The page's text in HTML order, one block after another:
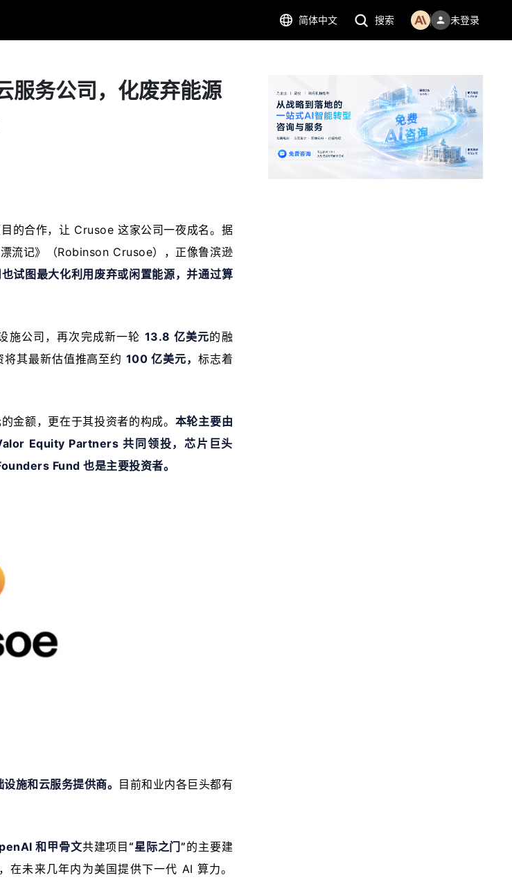
简体中文 搜索 未登录
服务公司，化废弃能源
的合作，让 Crusoe 这家公司一夜成名。据
流记》（Robinson Crusoe），正像鲁滨逊
试图最大化利用废弃或闲置能源，并通过算
施公司，再次完成新一轮 13.8 亿美元的融
其最新估值推高至约 100 亿美元， 标志着
金额，更在于其投资者的构成。 本轮主要由
Equity Partners 共同领投，芯片巨头
Fund 也是主要投资者。
施和云服务提供商。 目前和业内各巨头都有
和甲骨文共建项目“星际之门”的主要建
未来几年内为美国提供下一代 AI 算力。